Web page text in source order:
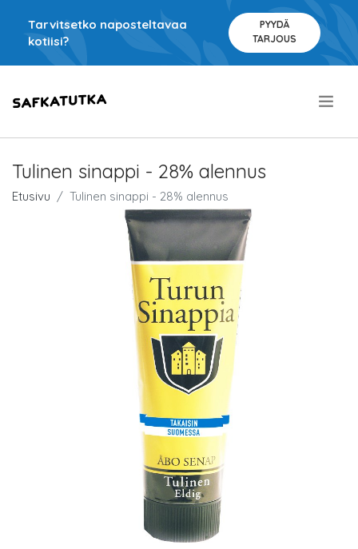
Tarvitsetko naposteltavaa
kotiisi?
PYYDÄ
TARJOUS
Tulinen sinappi - 28% alennus
Etusivu Tulinen sinappi - 28% alennus